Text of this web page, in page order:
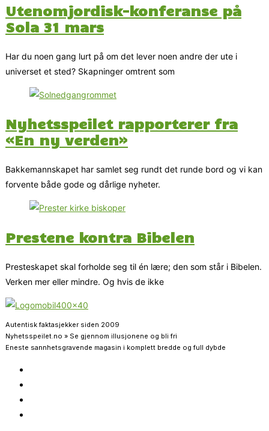
Utenomjordisk-konferanse på
Sola 31 mars
Har du noen gang lurt på om det lever noen andre der ute i
universet et sted? Skapninger omtrent som
Nyhetsspeilet rapporterer fra
«En ny verden»
Bakkemannskapet har samlet seg rundt det runde bord og vi kan
forvente både gode og dårlige nyheter.
Prestene kontra Bibelen
Presteskapet skal forholde seg til én lære; den som står i Bibelen.
Verken mer eller mindre. Og hvis de ikke
Autentisk faktasjekker siden 2009
Nyhetsspeilet.no » Se gjennom illusjonene og bli fri
Eneste sannhetsgravende magasin i komplett bredde og full dybde